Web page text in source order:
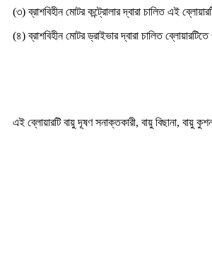
(৩) ব্রাশবিহীন মোটর কন্ট্রোলার দ্বারা চালিত এই
(৪) ব্রাশবিহীন মোটর ড্রাইভার দ্বারা চালিত
এই ব্লোয়ারটি বায়ু দূষণ সনাক্তকারী, বায়ু বিছানা, বায়ু